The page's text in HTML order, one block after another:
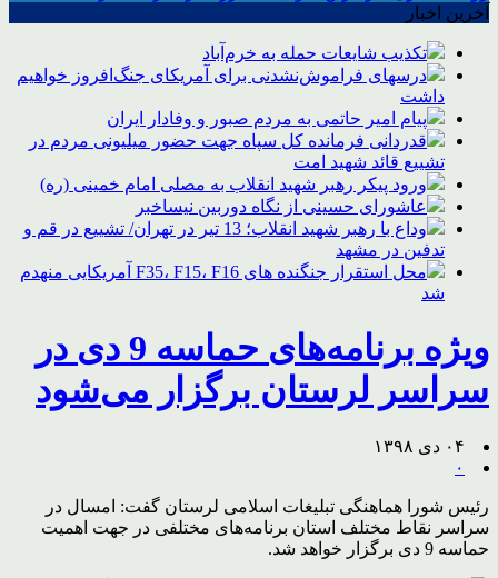
آخرین اخبار
تکذیب شایعات حمله به خرم‌آباد
درسهای فراموش‌نشدنی برای آمریکای جنگ‌افروز خواهیم
داشت
پیام امیر حاتمی به مردم صبور و وفادار ایران
قدردانی فرمانده کل سپاه جهت حضور میلیونی مردم در
تشییع قائد شهید امت
ورود پیکر رهبر شهید انقلاب به مصلی امام خمینی (ره)
عاشورای حسینی از نگاه دوربین نیساخبر
وداع با رهبر شهید انقلاب؛ 13 تیر در تهران/ تشییع در قم و
تدفین در مشهد
محل استقرار جنگنده های F35، F15، F16 آمریکایی منهدم
شد
ویژه برنامه‌های حماسه 9 دی در
سراسر لرستان برگزار می‌شود
۰۴ دی ۱۳۹۸
۰
رئیس شورا هماهنگی تبلیغات اسلامی لرستان گفت: امسال در
سراسر نقاط مختلف استان برنامه‌های مختلفی در جهت اهمیت
حماسه 9 دی برگزار خواهد شد.